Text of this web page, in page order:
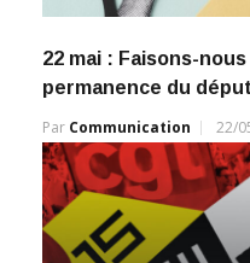
22 mai : Faisons-
permanence du
Par Communication 22/